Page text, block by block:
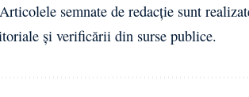
semnate de redacție sunt
și verificării din surse publice.